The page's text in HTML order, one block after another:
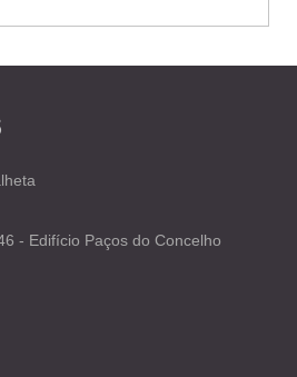
- Edifício Paços do Concelho